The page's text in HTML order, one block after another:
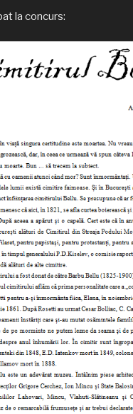
la concurs: